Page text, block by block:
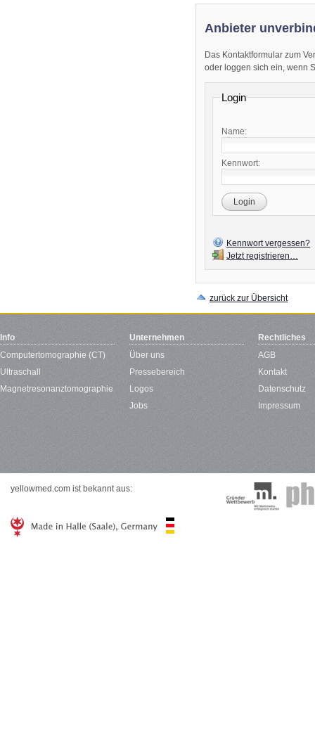
Anbieter
Das Kontaktformular zum
oder loggen sich ein, wenn
Login
Name:
Kennwort:
Login
Kennwort vergessen?
Jetzt registrieren…
zurück zur Übersicht
Info
Computertomographie (CT)
Ultraschall
Magnetresonanztomographie
Unternehmen
Über uns
Pressebereich
Logos
Jobs
Rechtliches
AGB
Kontakt
Datenschutz
Impressum
yellowmed.com ist bekannt aus: